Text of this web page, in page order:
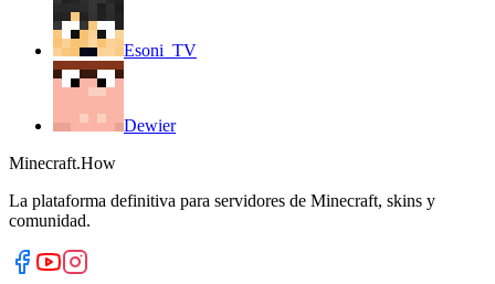
Esoni_TV
Dewier
Minecraft.How
La plataforma definitiva para servidores de Minecraft, skins y
comunidad.